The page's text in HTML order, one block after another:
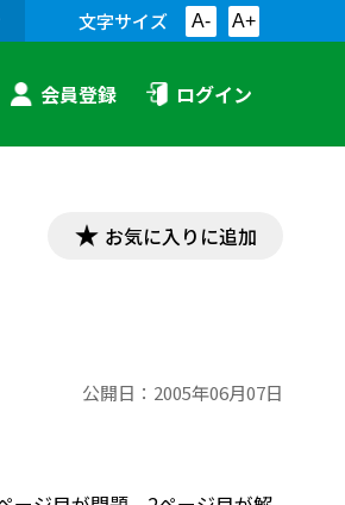
文字サイズ A- A+
会員登録 ログイン
お気に入りに追加
公開日： 2005年06月07日